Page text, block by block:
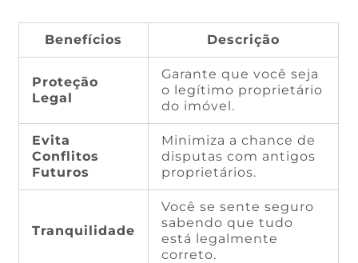
Benefícios Descrição
Proteção
Legal
Garante que você seja
o legítimo proprietário
do imóvel.
Evita
Conflitos
Futuros
Minimiza a chance de
disputas com antigos
proprietários.
Tranquilidade
Você se sente seguro
sabendo que tudo
está legalmente
correto.